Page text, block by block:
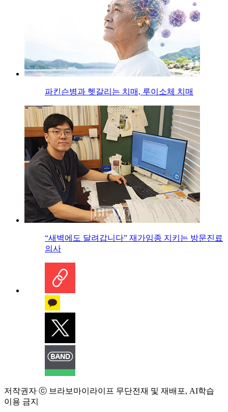
파킨슨병과 헷갈리는 치매, 루이소체 치매
“새벽에도 달려갑니다” 재가임종 지키는 방문진료
의사
저작권자 ⓒ 브라보마이라이프 무단전재 및 재배포, AI학습
이용 금지